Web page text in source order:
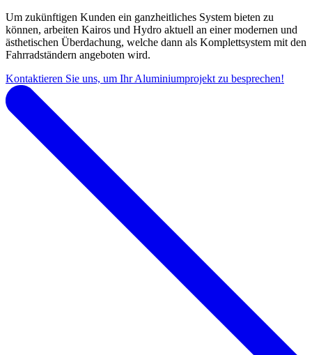
Um zukünftigen Kunden ein ganzheitliches System bieten zu
können, arbeiten Kairos und Hydro aktuell an einer modernen und
ästhetischen Überdachung, welche dann als Komplettsystem mit den
Fahrradständern angeboten wird.
Kontaktieren Sie uns, um Ihr Aluminiumprojekt zu besprechen!